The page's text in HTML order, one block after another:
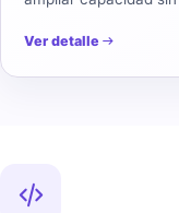
Ver detalle